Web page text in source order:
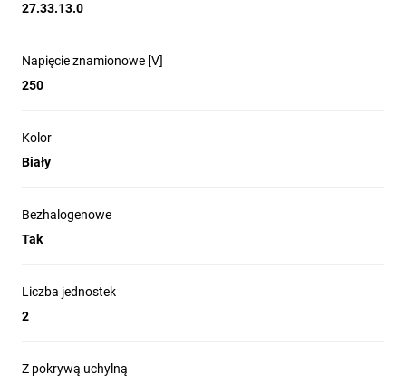
27.33.13.0
Napięcie znamionowe [V]
250
Kolor
Biały
Bezhalogenowe
Tak
Liczba jednostek
2
Z pokrywą uchylną